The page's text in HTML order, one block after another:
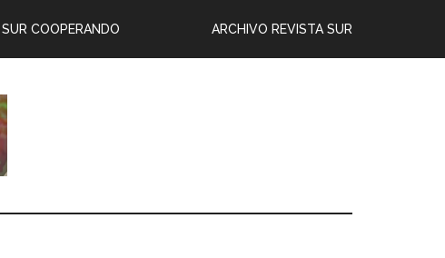
ARCHIVO REVISTA SUR
SUR COOPERANDO